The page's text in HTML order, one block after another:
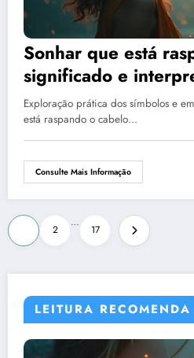
Sonhar que está
significado e
Exploração prática dos símbolos e
está raspando o cabelo…
Consulte Mais Informação
Paginação
de
posts
2
…
17
LEITURA RECOMENDA